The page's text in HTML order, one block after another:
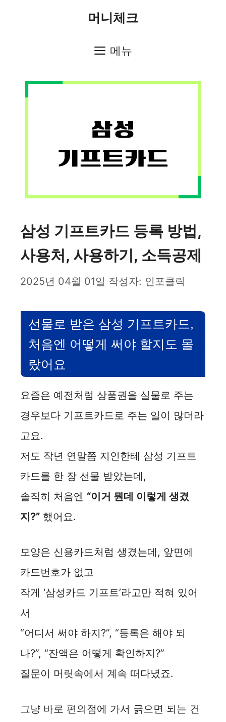
머니체크
메뉴
삼성 기프트카드 등록 방법,
사용처, 사용하기, 소득공제
2025년 04월 01일 작성자: 인포클릭
선물로 받은 삼성 기프트카드,
처음엔 어떻게 써야 할지도 몰
랐어요
요즘은 예전처럼 상품권을 실물로 주는
경우보다 기프트카드로 주는 일이 많더라
고요.
저도 작년 연말쯤 지인한테 삼성 기프트
카드를 한 장 선물 받았는데,
솔직히 처음엔 “이거 뭔데 이렇게 생겼
지?” 했어요.
모양은 신용카드처럼 생겼는데, 앞면에
카드번호가 없고
작게 ‘삼성카드 기프트’라고만 적혀 있어
서
“어디서 써야 하지?”, “등록은 해야 되
나?”, “잔액은 어떻게 확인하지?”
질문이 머릿속에서 계속 떠다녔죠.
그냥 바로 편의점에 가서 긁으면 되는 건